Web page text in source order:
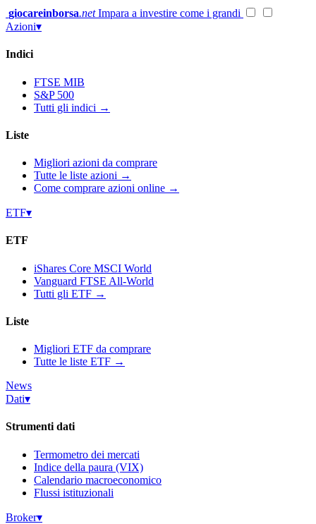
Vai
al
giocareinborsa.net Impara a investire come i grandi
Azioni▾
Indici
FTSE MIB
S&P 500
Tutti gli indici →
Liste
Migliori azioni da comprare
Tutte le liste azioni →
Come comprare azioni online →
ETF▾
ETF
iShares Core MSCI World
Vanguard FTSE All-World
Tutti gli ETF →
Liste
Migliori ETF da comprare
Tutte le liste ETF →
News
Dati▾
Strumenti dati
Termometro dei mercati
Indice della paura (VIX)
Calendario macroeconomico
Flussi istituzionali
Broker▾